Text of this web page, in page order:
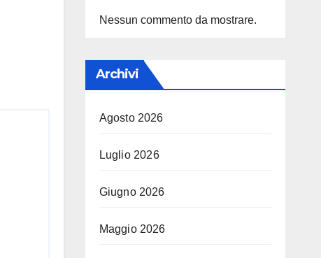
Nessun commento da mostrare.
Archivi
Agosto 2026
Luglio 2026
Giugno 2026
Maggio 2026